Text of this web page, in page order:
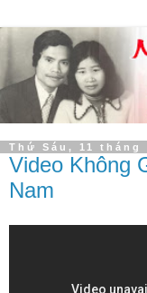
Thứ Sáu, 11 tháng
Video Không
Nam